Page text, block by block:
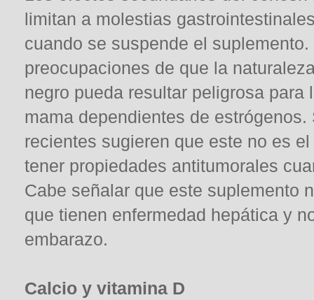
limitan a molestias
cuando se suspende el
preocupaciones de que la
negro pueda resultar peligrosa
mama dependientes de
recientes sugieren que este no es
tener propiedades antitumorales
Cabe señalar que este suplemento
que tienen enfermedad hepática y
embarazo.
Calcio y vitamina D